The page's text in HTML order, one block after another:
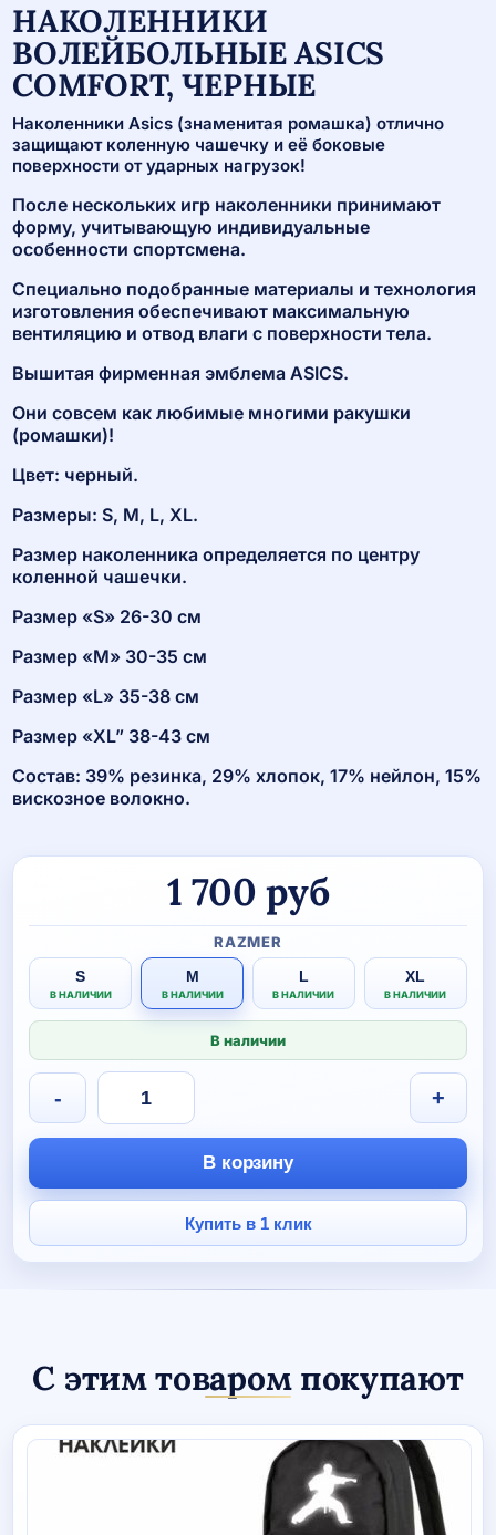
НАКОЛЕННИКИ
ВОЛЕЙБОЛЬНЫЕ ASICS
COMFORT, ЧЕРНЫЕ
Наколенники Asics (знаменитая ромашка) отлично
защищают коленную чашечку и её боковые
поверхности от ударных нагрузок!
После нескольких игр наколенники принимают
форму, учитывающую индивидуальные
особенности спортсмена.
Специально подобранные материалы и технология
изготовления обеспечивают максимальную
вентиляцию и отвод влаги с поверхности тела.
Вышитая фирменная эмблема ASICS.
Они совсем как любимые многими ракушки
(ромашки)!
Цвет: черный.
Размеры: S, M, L, XL.
Размер наколенника определяется по центру
коленной чашечки.
Размер «S» 26-30 см
Размер «M» 30-35 см
Размер «L» 35-38 см
Размер «XL” 38-43 см
Состав: 39% резинка, 29% хлопок, 17% нейлон, 15%
вискозное волокно.
1 700руб
RAZMER
S
В НАЛИЧИИ
M
В НАЛИЧИИ
L
В НАЛИЧИИ
XL
В НАЛИЧИИ
В наличии
Количество
товара
Наколенники
волейбольные
COMFORT,
черные
- +
В корзину
Купить в 1 клик
С этим товаром покупают